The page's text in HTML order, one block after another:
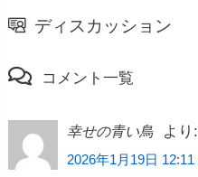
ディスカッション
コメント一覧
幸せの青い鳥 より:
2026年1月19日 12:11